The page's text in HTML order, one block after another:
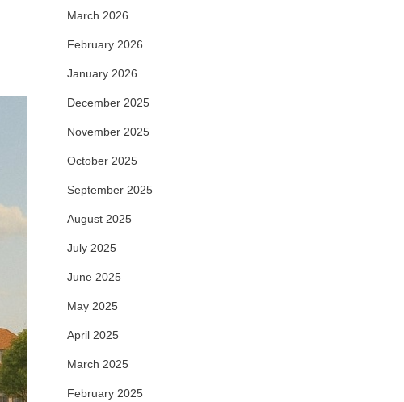
March 2026
February 2026
January 2026
December 2025
November 2025
October 2025
September 2025
August 2025
July 2025
June 2025
May 2025
April 2025
March 2025
February 2025